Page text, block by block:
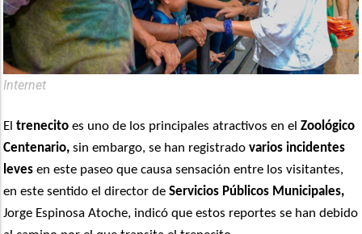
Internet
Eltrenecito es uno de los principales atractivos en elZoológico
Centenario, sin embargo, se han registradovarios incidentes
leves en este paseo que causa sensación entre los visitantes,
en este sentido el director deServicios Públicos Municipales,
Jorge Espinosa Atoche, indicó que estos reportes se han debido